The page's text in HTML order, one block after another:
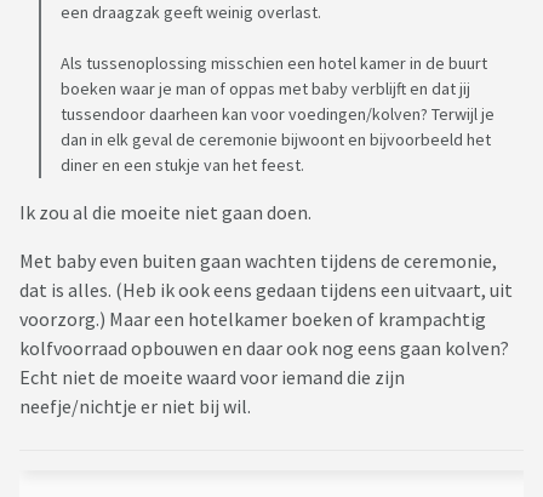
een draagzak geeft weinig overlast.
Als tussenoplossing misschien een hotel kamer in de buurt
boeken waar je man of oppas met baby verblijft en dat jij
tussendoor daarheen kan voor voedingen/kolven? Terwijl je
dan in elk geval de ceremonie bijwoont en bijvoorbeeld het
diner en een stukje van het feest.
Ik zou al die moeite niet gaan doen.
Met baby even buiten gaan wachten tijdens de ceremonie,
dat is alles. (Heb ik ook eens gedaan tijdens een uitvaart, uit
voorzorg.) Maar een hotelkamer boeken of krampachtig
kolfvoorraad opbouwen en daar ook nog eens gaan kolven?
Echt niet de moeite waard voor iemand die zijn
neefje/nichtje er niet bij wil.